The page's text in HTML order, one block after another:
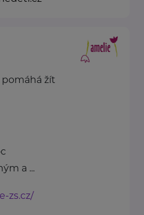
žít
a ...
zs.cz/